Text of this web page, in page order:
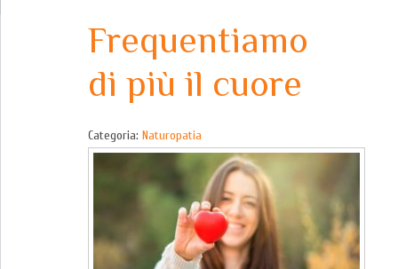
Frequentiamo
di più il cuore
Categoria: Naturopatia